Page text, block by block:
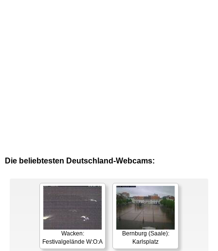
Die beliebtesten Deutschland-Webcams:
Wacken:
Festivalgelände W:O:A
Bernburg (Saale):
Karlsplatz